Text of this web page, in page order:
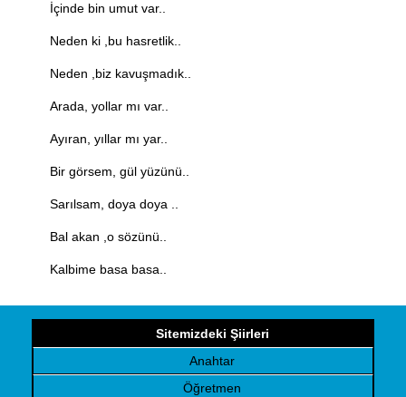
İçinde bin umut var..
Neden ki ,bu hasretlik..
Neden ,biz kavuşmadık..
Arada, yollar mı var..
Ayıran, yıllar mı yar..
Bir görsem, gül yüzünü..
Sarılsam, doya doya ..
Bal akan ,o sözünü..
Kalbime basa basa..
Sitemizdeki Şiirleri
Anahtar
Öğretmen